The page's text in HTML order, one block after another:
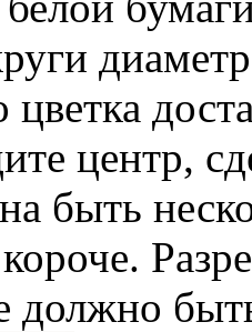
цветка
центр,
быть
должно